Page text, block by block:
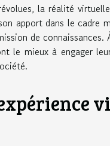
la réalité
apport dans le cadre
de
le mieux à engager